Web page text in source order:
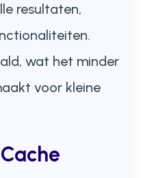
resultaten,
wat het minder
voor kleine